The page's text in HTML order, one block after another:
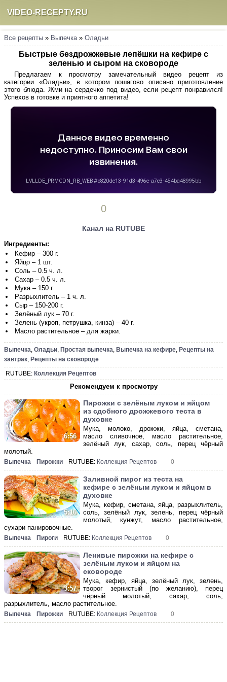
VIDEO-RECEPTY.RU
Все рецепты » Выпечка» Оладьи
Быстрые бездрожжевые лепёшки на кефире с
зеленью и сыром на сковороде
Предлагаем к просмотру замечательный видео рецепт из
категории «Оладьи», в котором пошагово описано приготовление
этого блюда. Жми на сердечко под видео, если рецепт понравился!
Успехов в готовке и приятного аппетита!
0
Канал на RUTUBE
Ингредиенты:
Кефир – 300 г.
Яйцо – 1 шт.
Соль – 0.5 ч. л.
Сахар – 0.5 ч. л.
Мука – 150 г.
Разрыхлитель – 1 ч. л.
Сыр – 150-200 г.
Зелёный лук – 70 г.
Зелень (укроп, петрушка, кинза) – 40 г.
Масло растительное – для жарки.
Выпечка, Оладьи, Простая выпечка, Выпечка на кефире, Рецепты на
завтрак, Рецепты на сковороде
RUTUBE: Коллекция Рецептов
Рекомендуем к просмотру
6:56
Пирожки с зелёным луком и яйцом
из сдобного дрожжевого теста в
духовке
Мука, молоко, дрожжи, яйца, сметана,
масло сливочное, масло растительное,
зелёный лук, сахар, соль, перец чёрный
молотый.
Выпечка Пирожки RUTUBE: Коллекция Рецептов 0
5:16
Заливной пирог из теста на
кефире с зелёным луком и яйцом в
духовке
Мука, кефир, сметана, яйца, разрыхлитель,
соль, зелёный лук, зелень, перец чёрный
молотый, кунжут, масло растительное,
сухари панировочные.
Выпечка Пироги RUTUBE: Коллекция Рецептов 0
3:57
Ленивые пирожки на кефире с
зелёным луком и яйцом на
сковороде
Мука, кефир, яйца, зелёный лук, зелень,
творог зернистый (по желанию), перец
чёрный молотый, сахар, соль,
разрыхлитель, масло растительное.
Выпечка Пирожки RUTUBE: Коллекция Рецептов 0